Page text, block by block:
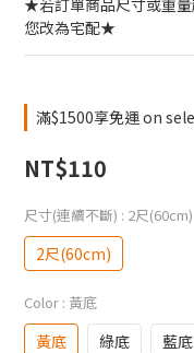
★若訂單商品尺寸或重
您改為宅配★
滿$1500享免運 on
NT$110
尺寸(連續不斷) : 2尺(60cm)
2尺(60cm)
Color : 黃底
黃底 綠底 藍底